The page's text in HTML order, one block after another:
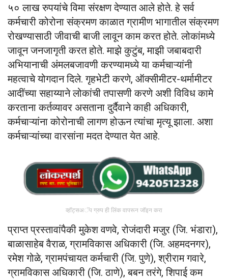
५० लाख रुपयांचे विमा संरक्षण देण्यात आले होते. हे सर्व
कर्मचारी कोरोना संक्रमण काळात ग्रामीण भागातील संक्रमण
रोखण्यासाठी जीवाची बाजी लावून काम करत होते. लोकांमध्ये
जावून जनजागृती करत होते. माझे कुटुंब, माझी जबाबदारी
अभियानाची अंमलबजावणी करण्यामध्ये या कर्मचाऱ्यांनी
महत्वाचे योगदान दिले. गृहभेटी करणे, ऑक्सीमीटर-थर्मामीटर
आदींच्या सहाय्याने लोकांची तपासणी करणे अशी विविध कामे
करताना कर्तव्यावर असताना दुर्दैवाने काही अधिकारी,
कर्मचाऱ्यांना कोरोनाची लागण होऊन त्यांचा मृत्यू झाला. अशा
कर्मचाऱ्यांच्या वारसांना मदत देण्यात येत आहे.
व्हॉट्सअॅप ग्रुप ही लिंक वापरून जॉइन करा
प्राप्त प्रस्तावांपैकी मुकेश वणवे, रोजंदारी मजुर (जि. भंडारा),
बाळासाहेब वैराळ, ग्रामविकास अधिकारी (जि. अहमदनगर),
रमेश गोळे, ग्रामपंचायत कर्मचारी (जि. पुणे), श्रीराम गवारे,
ग्रामविकास अधिकारी (जि. ठाणे), बबन तरंगे, शिपाई कम